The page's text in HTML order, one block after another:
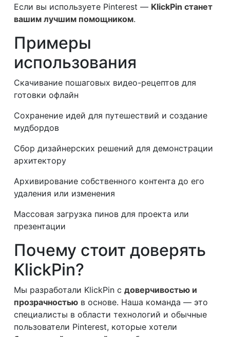
Если вы используете Pinterest — KlickPin станет
вашим лучшим помощником.
Примеры
использования
Скачивание пошаговых видео-рецептов для
готовки офлайн
Сохранение идей для путешествий и создание
мудбордов
Сбор дизайнерских решений для демонстрации
архитектору
Архивирование собственного контента до его
удаления или изменения
Массовая загрузка пинов для проекта или
презентации
Почему стоит доверять
KlickPin?
Мы разработали KlickPin с доверчивостью и
прозрачностью в основе. Наша команда — это
специалисты в области технологий и обычные
пользователи Pinterest, которые хотели